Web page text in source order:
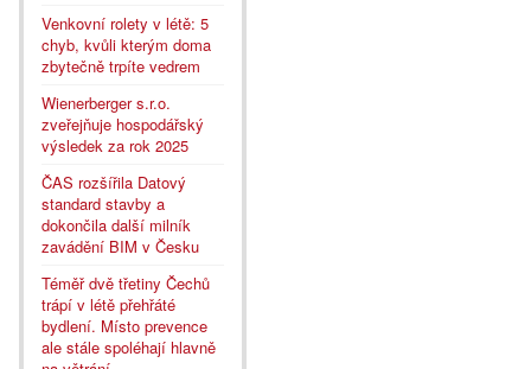
Venkovní rolety v létě: 5
chyb, kvůli kterým doma
zbytečně trpíte vedrem
Wienerberger s.r.o.
zveřejňuje hospodářský
výsledek za rok 2025
ČAS rozšířila Datový
standard stavby a
dokončila další milník
zavádění BIM v Česku
Téměř dvě třetiny Čechů
trápí v létě přehřáté
bydlení. Místo prevence
ale stále spoléhají hlavně